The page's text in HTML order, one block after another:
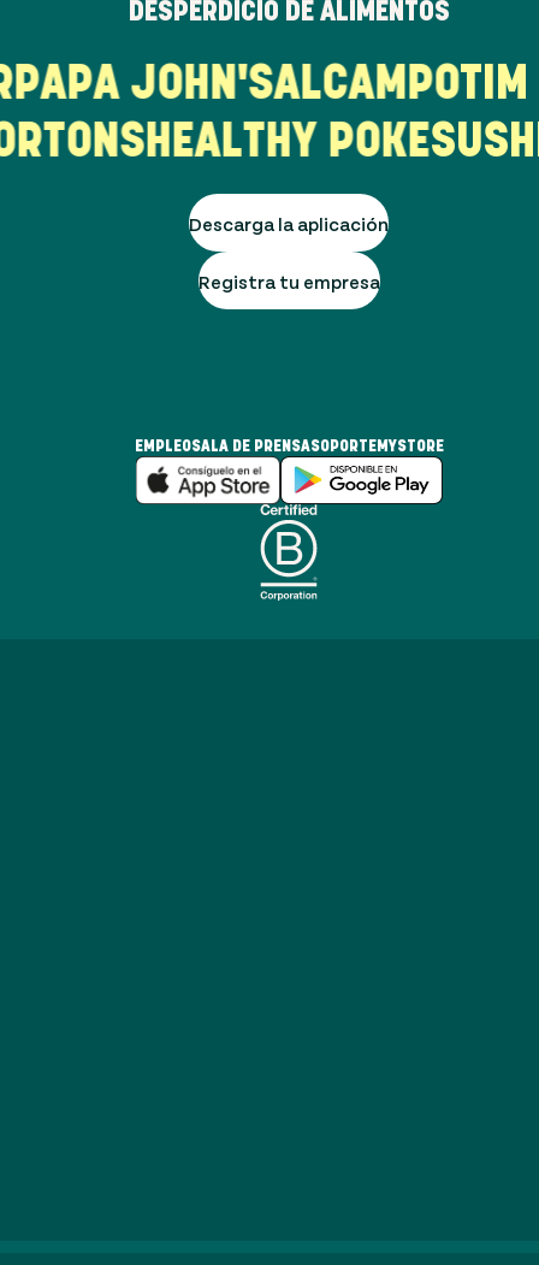
DESPERDICIO DE ALIMENTOS
PAPA JOHN'SALCAMPO
HEALTHY POKE SUSHI
Descarga la aplicación
Registra tu empresa
EMPLEOSALA DE PRENSA SOPORTEMYSTORE